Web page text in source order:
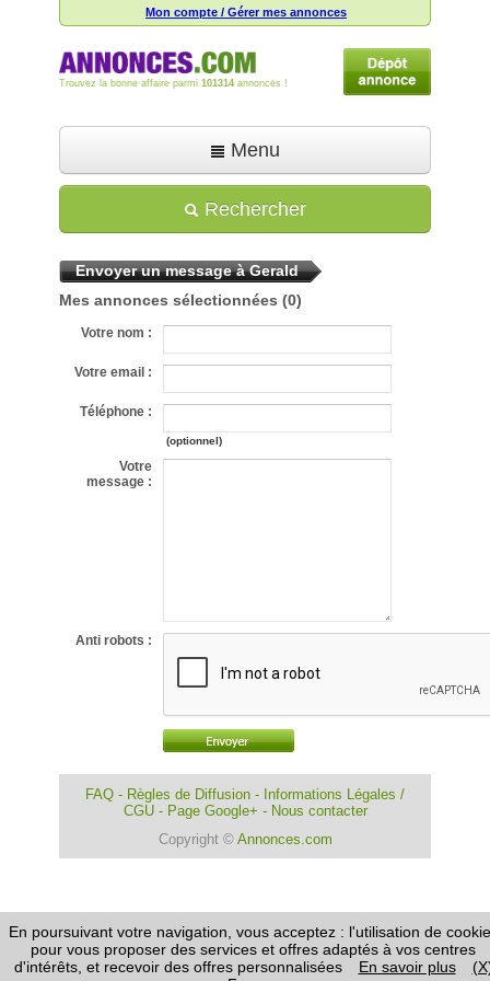
Mon compte / Gérer mes annonces
Trouvez la bonne affaire parmi 101314 annonces !
Menu
Déposer une annonce
Toutes les annonces
Aide
Rechercher
Envoyer un message à Gerald
Mes annonces sélectionnées (0)
Votre nom :
Votre email :
Téléphone :
(optionnel)
Votre
message :
Anti robots :
FAQ - Règles de Diffusion - Informations Légales /
CGU- Page Google+ - Nous contacter
Copyright © Annonces.com
En poursuivant votre navigation, vous acceptez : l'utilisation de
pour vous proposer des services et offres adaptés à vos centres
d'intérêts, et recevoir des offres personnalisées
En savoir plus